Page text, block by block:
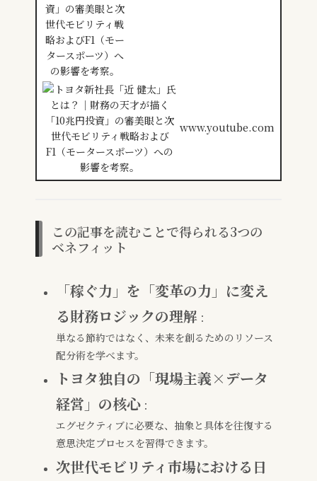
www.youtube.com
この記事を読むことで得られる3つの
ベネフィット
「稼ぐ力」を「変革の力」に変え
る財務ロジックの理解：
単なる節約ではなく、未来を創るためのリソース
配分術を学べます。
トヨタ独自の「現場主義×データ
経営」の核心：
エグゼクティブに必要な、抽象と具体を往復する
意思決定プロセスを習得できます。
次世代モビリティ市場における日